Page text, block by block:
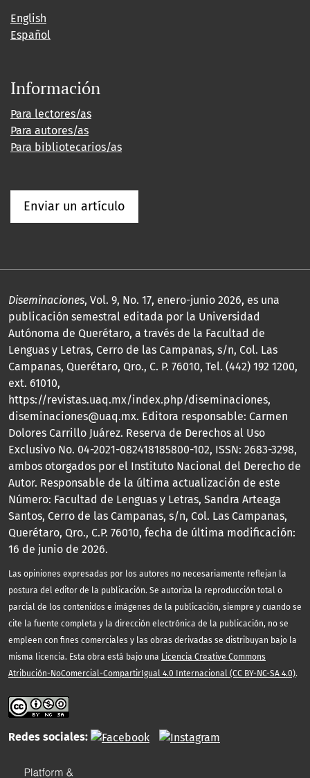
English
Español
Información
Para lectores/as
Para autores/as
Para bibliotecarios/as
Enviar un artículo
Diseminaciones, Vol. 9, No. 17, enero-junio 2026, es una
publicación semestral editada por la Universidad
Autónoma de Querétaro, a través de la Facultad de
Lenguas y Letras, Cerro de las Campanas, s/n, Col. Las
Campanas, Querétaro, Qro., C. P. 76010, Tel. (442) 192 1200,
ext. 61010,
https://revistas.uaq.mx/index.php/diseminaciones,
diseminaciones@uaq.mx. Editora responsable: Carmen
Dolores Carrillo Juárez. Reserva de Derechos al Uso
Exclusivo No. 04-2021-082418185800-102, ISSN: 2683-3298,
ambos otorgados por el Instituto Nacional del Derecho de
Autor. Responsable de la última actualización de este
Número: Facultad de Lenguas y Letras, Sandra Arteaga
Santos, Cerro de las Campanas, s/n, Col. Las Campanas,
Querétaro, Qro., C.P. 76010, fecha de última modificación:
16 de junio de 2026.
Las opiniones expresadas por los autores no necesariamente reflejan la
postura del editor de la publicación. Se autoriza la reproducción total o
parcial de los contenidos e imágenes de la publicación, siempre y cuando se
cite la fuente completa y la dirección electrónica de la publicación, no se
empleen con fines comerciales y las obras derivadas se distribuyan bajo la
misma licencia. Esta obra está bajo una Licencia Creative Commons
Atribución-NoComercial-CompartirIgual 4.0 Internacional (CC BY-NC-SA 4.0).
Redes sociales: